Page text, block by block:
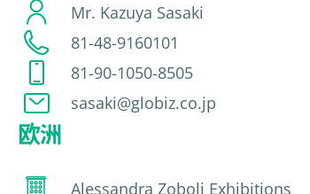
Mr. Kazuya Sasaki
81-48-9160101
81-90-1050-8505
sasaki@globiz.co.jp
欧洲
Alessandra Zoboli Exhibitions